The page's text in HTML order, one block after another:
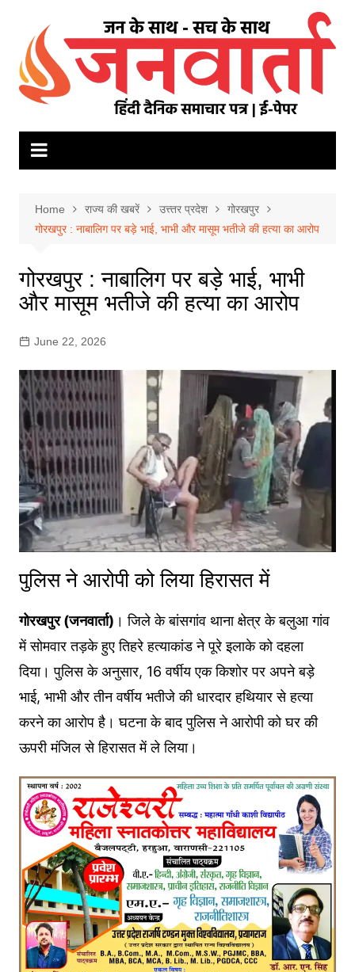
content
Home राज्य की खबरें उत्त्तर प्रदेश
गोरखपुर
गोरखपुर : नाबालिग पर बड़े भाई, भाभी और मासूम भतीजे की हत्या का आरोप
गोरखपुर : नाबालिग पर बड़े भाई, भाभी
और मासूम भतीजे की हत्या का आरोप
June 22, 2026
पुलिस ने आरोपी को लिया हिरासत में
गोरखपुर (जनवार्ता) । जिले के बांसगांव थाना क्षेत्र के बलुआ गांव
में सोमवार तड़के हुए तिहरे हत्याकांड ने पूरे इलाके को दहला
दिया। पुलिस के अनुसार, 16 वर्षीय एक किशोर पर अपने बड़े
भाई, भाभी और तीन वर्षीय भतीजे की धारदार हथियार से हत्या
करने का आरोप है। घटना के बाद पुलिस ने आरोपी को घर की
ऊपरी मंजिल से हिरासत में ले लिया।